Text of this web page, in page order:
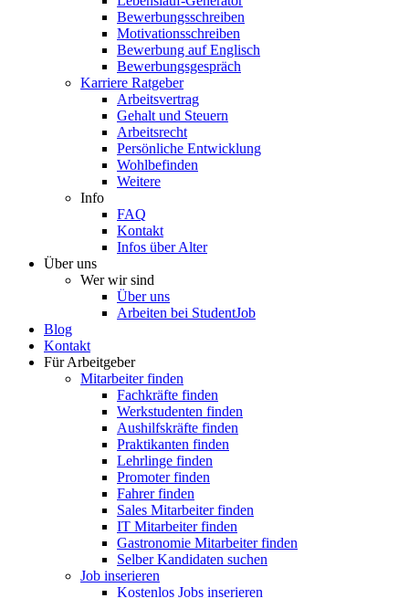
Bewerbungsschreiben
Motivationsschreiben
Bewerbung auf Englisch
Bewerbungsgespräch
Karriere Ratgeber
Arbeitsvertrag
Gehalt und Steuern
Arbeitsrecht
Persönliche Entwicklung
Wohlbefinden
Weitere
Info
FAQ
Kontakt
Infos über Alter
Über uns
Wer wir sind
Über uns
Arbeiten bei StudentJob
Blog
Kontakt
Für Arbeitgeber
Mitarbeiter finden
Fachkräfte finden
Werkstudenten finden
Aushilfskräfte finden
Praktikanten finden
Lehrlinge finden
Promoter finden
Fahrer finden
Sales Mitarbeiter finden
IT Mitarbeiter finden
Gastronomie Mitarbeiter finden
Selber Kandidaten suchen
Job inserieren
Kostenlos Jobs inserieren